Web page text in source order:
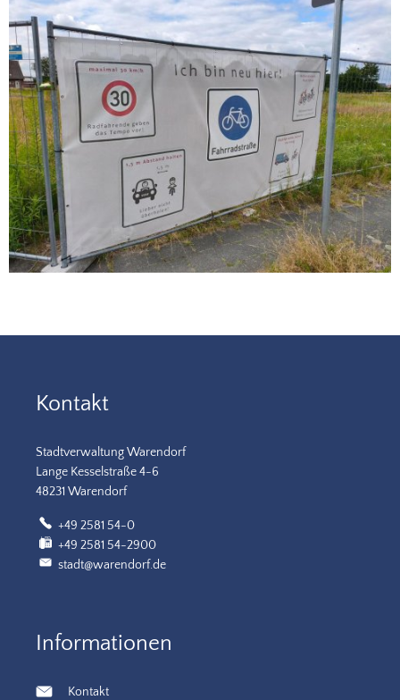
Kontakt
Stadtverwaltung Warendorf
Lange Kesselstraße 4-6
48231 Warendorf
+49 2581 54-0
+49 2581 54-2900
stadt@warendorf.de
Informationen
Kontakt